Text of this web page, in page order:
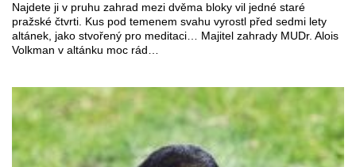
Najdete ji v pruhu zahrad mezi dvěma bloky vil jedné staré
pražské čtvrti. Kus pod temenem svahu vyrostl před sedmi lety
altánek, jako stvořený pro meditaci… Majitel zahrady MUDr. Alois
Volkman v altánku moc rád…